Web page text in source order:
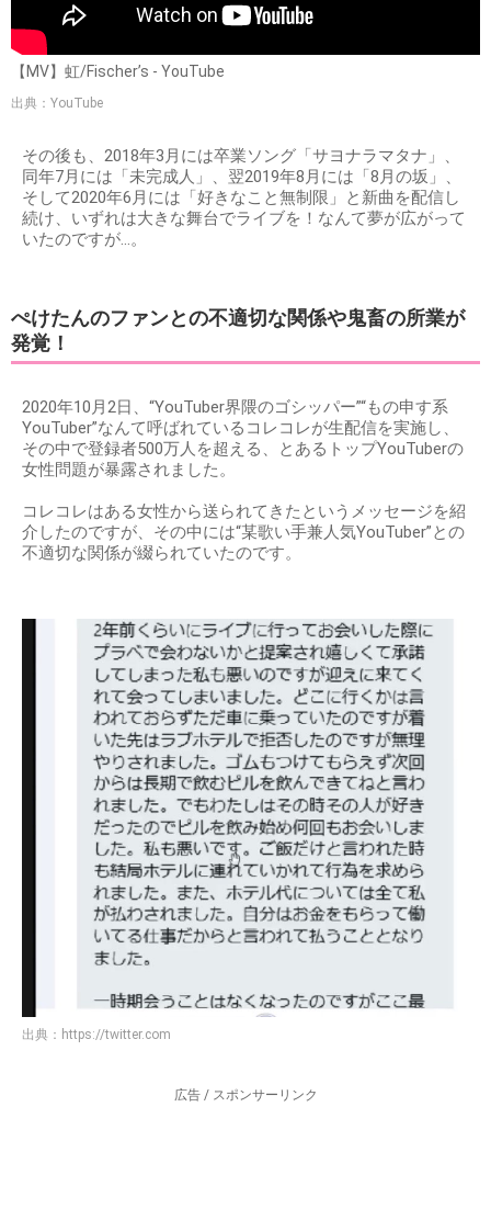
【MV】虹/Fischer’s - YouTube
出典：YouTube
その後も、2018年3月には卒業ソング「サヨナラマタナ」、
同年7月には「未完成人」、翌2019年8月には「8月の坂」、
そして2020年6月には「好きなこと無制限」と新曲を配信し
続け、いずれは大きな舞台でライブを！なんて夢が広がって
いたのですが…。
ぺけたんのファンとの不適切な関係や鬼畜の所業が
発覚！
2020年10月2日、“YouTuber界隈のゴシッパー”“もの申す系
YouTuber”なんて呼ばれているコレコレが生配信を実施し、
その中で登録者500万人を超える、とあるトップYouTuberの
女性問題が暴露されました。
コレコレはある女性から送られてきたというメッセージを紹
介したのですが、その中には“某歌い手兼人気YouTuber”との
不適切な関係が綴られていたのです。
出典： https://twitter.com
広告 / スポンサーリンク